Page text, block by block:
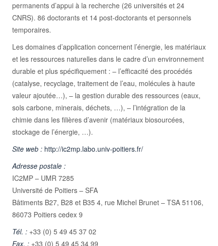
permanents d’appui à la recherche (26 universités et 24
CNRS). 86 doctorants et 14 post-doctorants et personnels
temporaires.
Les domaines d’application concernent l’énergie, les matériaux
et les ressources naturelles dans le cadre d’un environnement
durable et plus spécifiquement : – l’efficacité des procédés
(catalyse, recyclage, traitement de l’eau, molécules à haute
valeur ajoutée…), – la gestion durable des ressources (eaux,
sols carbone, minerais, déchets, …), – l’intégration de la
chimie dans les filières d’avenir (matériaux biosourcées,
stockage de l’énergie, …).
Site web : http://ic2mp.labo.univ-poitiers.fr/
Adresse postale :
IC2MP – UMR 7285
Université de Poitiers – SFA
Bâtiments B27, B28 et B35 4, rue Michel Brunet – TSA 51106,
86073 Poitiers cedex 9
Tél. : +33 (0) 5 49 45 37 02
Fax. : +33 (0) 5 49 45 34 99